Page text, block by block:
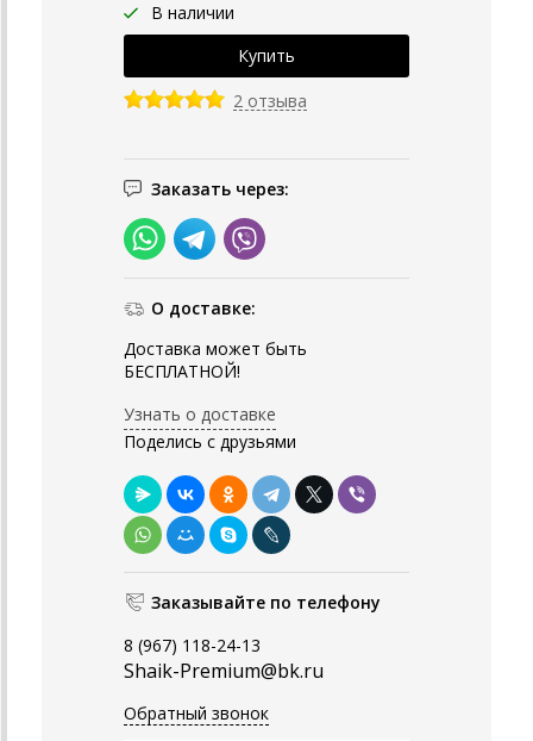
В наличии
2 отзыва
Заказать через:
О доставке:
Доставка может быть
БЕСПЛАТНОЙ!
Узнать о доставке
Поделись с друзьями
Заказывайте по телефону
8 (967) 118-24-13
Shaik-Premium@bk.ru
Обратный звонок